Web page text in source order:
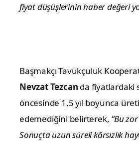
fiyat düşüşlerinin haber değeri
Başmakçı Tavukçuluk
Nevzat Tezcan da fiyatlardaki
öncesinde 1,5 yıl boyunca
edemediğini belirterek, “Bu
Sonuçta uzun süreli kârsızlık